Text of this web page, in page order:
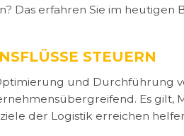
Das erfahren Sie im heutigen
STEUERN
und Durchführung
Es gilt,
der Logistik erreichen